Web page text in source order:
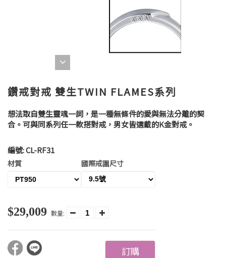
鑽戒對戒 雙生TWIN FLAMES系列
想法取自雙生靈魂一詞，是一種無條件的愛與無法分離的契
合。可與同系列任一款搭對戒，男女皆適戴的K金對戒。
編號:CL-RF31
材質 國際戒圍尺寸
$29,009 數量:
訂購